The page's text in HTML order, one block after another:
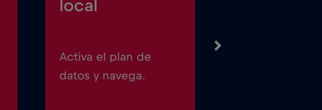
local
Activa el plan de
datos y navega.